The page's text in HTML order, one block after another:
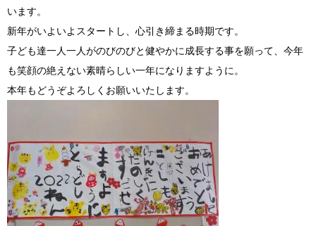
います。
新年がいよいよスタートし、心引き締まる時期です。
子ども達一人一人がのびのびと健やかに成長する事を願って、今年
も笑顔の絶えない素晴らしい一年になりますように。
本年もどうぞよろしくお願いいたします。